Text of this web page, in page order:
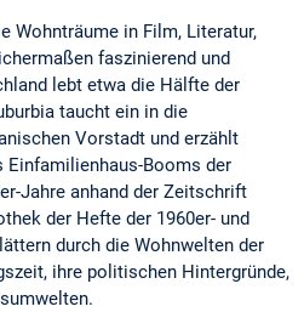
Wohnträume in Film, Literatur,
faszinierend und
lebt etwa die Hälfte der
taucht ein in die
Vorstadt und erzählt
Einfamilienhaus-Booms der
Jahre anhand der Zeitschrift
der Hefte der 1960er- und
durch die Wohnwelten der
ihre politischen Hintergründe,